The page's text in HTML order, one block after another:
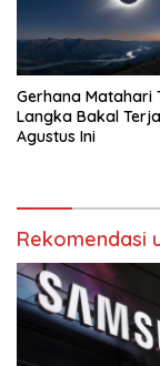
Gerhana Matahari
Langka Bakal
Agustus Ini
Rekomendasi